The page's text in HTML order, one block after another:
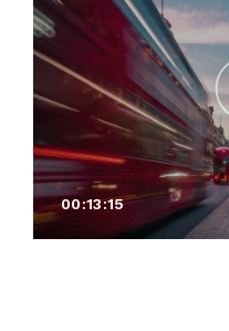
00:13:15